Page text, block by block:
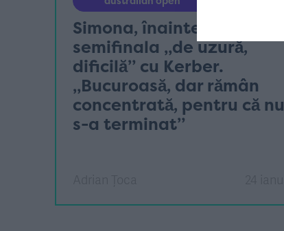
Simona, înainte de
semifinala „de uzură,
dificilă” cu Kerber.
„Bucuroasă, dar rămân
concentrată, pentru că nu
s-a terminat”